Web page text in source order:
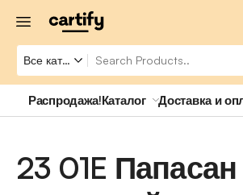
Распродажа!Каталог Доставка и
23 01E